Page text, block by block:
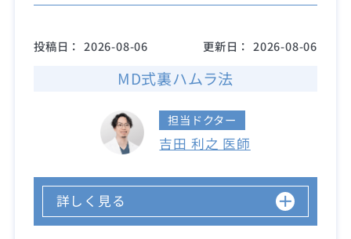
投稿日： 2026-08-06 更新日： 2026-08-06
MD式裏ハムラ法
担当ドクター
吉田 利之 医師
詳しく見る